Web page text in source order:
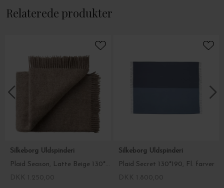
Relaterede produkter
Silkeborg Uldspinderi
Plaid Season, Latte Beige 130*200
Silkeborg Uldspinderi
Plaid Secret 130*190, Fl. farver